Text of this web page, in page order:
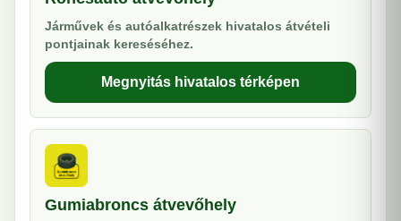
Járművek és autóalkatrészek hivatalos átvételi
pontjainak kereséséhez.
Megnyitás hivatalos térképen
Gumiabroncs átvevőhely